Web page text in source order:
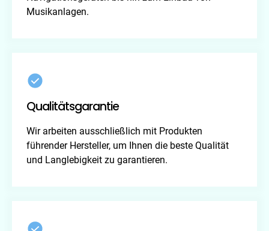
Musikanlagen.
Qualitätsgarantie
Wir arbeiten ausschließlich mit Produkten
führender Hersteller, um Ihnen die beste Qualität
und Langlebigkeit zu garantieren.